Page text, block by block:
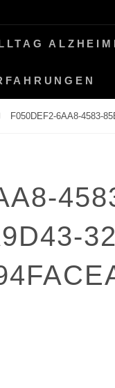
F050DEF2-6AA8-4583-